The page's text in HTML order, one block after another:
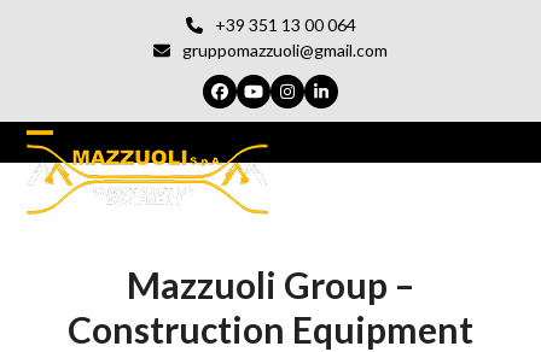
+39 351 13 00 064
gruppomazzuoli@gmail.com
Facebook
YouTubeInstagram
LinkedIn
Open
mobile
Chiudi
cellulare
Mazzuoli Group –
Construction Equipment